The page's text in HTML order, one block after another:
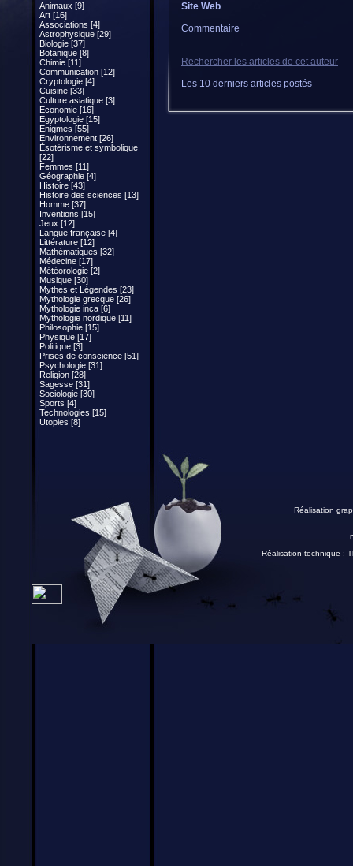
Animaux [9]
Art [16]
Associations [4]
Astrophysique [29]
Biologie [37]
Botanique [8]
Chimie [11]
Communication [12]
Cryptologie [4]
Cuisine [33]
Culture asiatique [3]
Economie [16]
Egyptologie [15]
Enigmes [55]
Environnement [26]
Ésotérisme et symbolique
[22]
Femmes [11]
Géographie [4]
Histoire [43]
Histoire des sciences [13]
Homme [37]
Inventions [15]
Jeux [12]
Langue française [4]
Littérature [12]
Mathématiques [32]
Médecine [17]
Météorologie [2]
Musique [30]
Mythes et Légendes [23]
Mythologie grecque [26]
Mythologie inca [6]
Mythologie nordique [11]
Philosophie [15]
Physique [17]
Politique [3]
Prises de conscience [51]
Psychologie [31]
Religion [28]
Sagesse [31]
Sociologie [30]
Sports [4]
Technologies [15]
Utopies [8]
Site Web
Commentaire
Rechercher les articles de cet auteur
Les 10 derniers articles postés
Réalisation
Réalisation technique :